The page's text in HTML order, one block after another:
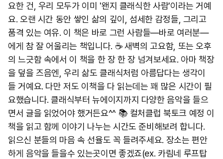
요한 건, 우리 모두가 이미 '왠지 클래식한 사람'이라는 거예
요. 오랜 시간 동안 쌓인 삶의 깊이, 섬세한 감정들, 그리고
품격 있는 여유. 이 책은 바로 그런 사람들—바로 여러분—
에게 참 잘 어울리는 책입니다. ☕ 새벽의 고요함, 또는 오후
의 느긋함 속에서 이 책을 한 장 한 장 넘겨보세요. 아마 책장
을 덮을 즈음엔, 우리 삶도 클래식처럼 아름답다는 생각이
들 거예요. 다만 저도 이책을 다 읽는데는 꽤 많은 시간이 필
요했습니다. 클래식부터 뉴에이지까지 다양한 음악을 들으
면서 글을 읽었어야 했거든요^^ 📚 컬처클럽 북토크 예정 이
책을 읽고 함께 이야기 나누는 시간도 준비해보려 합니다.
읽으신 분들의 마음 속 선율도 꼭 들려주세요. 장소는 편안
하게 음악을 들을수 있는곳이면 좋겠죠(ex. 카림네 루프탑